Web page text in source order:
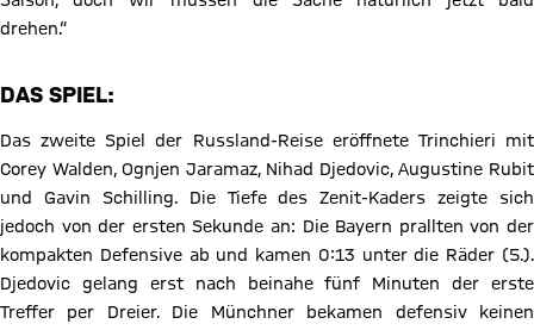
drehen.“
DAS SPIEL:
Das zweite Spiel der Russland-Reise eröffnete Trinchieri mit
Corey Walden, Ognjen Jaramaz, Nihad Djedovic, Augustine Rubit
und Gavin Schilling. Die Tiefe des Zenit-Kaders zeigte sich
jedoch von der ersten Sekunde an: Die Bayern prallten von der
kompakten Defensive ab und kamen 0:13 unter die Räder (5.).
Djedovic gelang erst nach beinahe fünf Minuten der erste
Treffer per Dreier. Die Münchner bekamen defensiv keinen